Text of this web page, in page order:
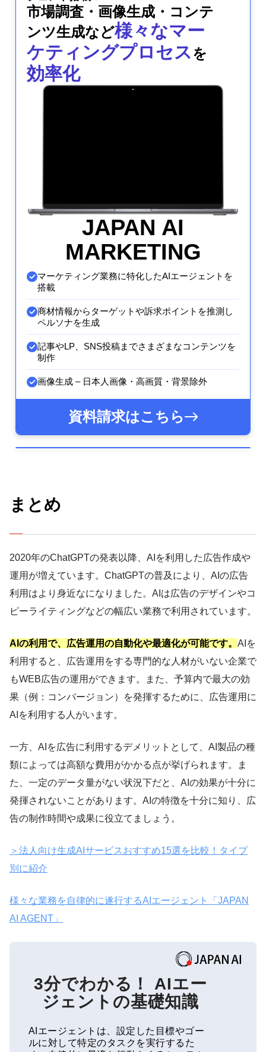
市場調査・画像生成・コンテ
ンツ生成など様々なマー
ケティングプロセスを
効率化
JAPAN AI
MARKETING
マーケティング業務に特化したAIエージェントを
搭載
商材情報からターゲットや訴求ポイントを推測し
ペルソナを生成
記事やLP、SNS投稿までさまざまなコンテンツを
制作
画像生成 – 日本人画像・高画質・背景除外
資料請求はこちら
まとめ
2020年のChatGPTの発表以降、AIを利用した広告作成や
運用が増えています。ChatGPTの普及により、AIの広告
利用はより身近なになりました。AIは広告のデザインやコ
ピーライティングなどの幅広い業務で利用されています。
AIの利用で、広告運用の自動化や最適化が可能です。 AIを
利用すると、広告運用をする専門的な人材がいない企業で
もWEB広告の運用ができます。また、予算内で最大の効
果（例：コンバージョン）を発揮するために、広告運用に
AIを利用する人がいます。
一方、AIを広告に利用するデメリットとして、AI製品の種
類によっては高額な費用がかかる点が挙げられます。ま
た、一定のデータ量がない状況下だと、AIの効果が十分に
発揮されないことがあります。AIの特徴を十分に知り、広
告の制作時間や成果に役立てましょう。
＞法人向け生成AIサービスおすすめ15選を比較！タイプ
別に紹介
様々な業務を自律的に遂行するAIエージェント「JAPAN
AI AGENT」
3分でわかる！
AIエー
ジェントの基礎知識
AIエージェントは、設定した目標やゴー
ルに対して特定のタスクを実行するた